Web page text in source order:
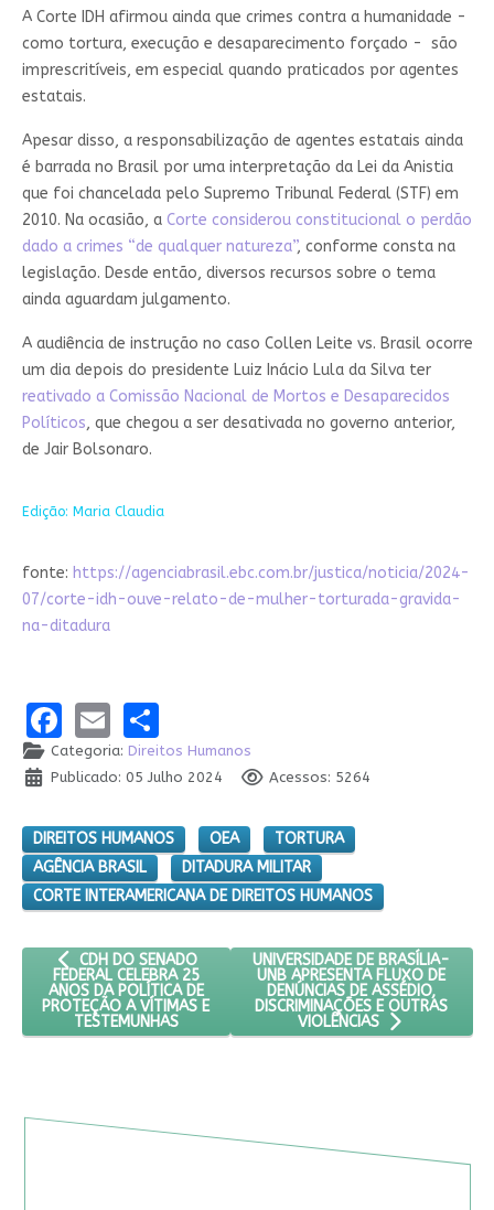
A Corte IDH afirmou ainda que crimes contra a humanidade -
como tortura, execução e desaparecimento forçado - são
imprescritíveis, em especial quando praticados por agentes
estatais.
Apesar disso, a responsabilização de agentes estatais ainda
é barrada no Brasil por uma interpretação da Lei da Anistia
que foi chancelada pelo Supremo Tribunal Federal (STF) em
2010. Na ocasião, a Corte considerou constitucional o perdão
dado a crimes “de qualquer natureza”, conforme consta na
legislação. Desde então, diversos recursos sobre o tema
ainda aguardam julgamento.
A audiência de instrução no caso Collen Leite vs. Brasil ocorre
um dia depois do presidente Luiz Inácio Lula da Silva ter
reativado a Comissão Nacional de Mortos e Desaparecidos
Políticos, que chegou a ser desativada no governo anterior,
de Jair Bolsonaro.
Edição: Maria Claudia
fonte: https://agenciabrasil.ebc.com.br/justica/noticia/2024-
07/corte-idh-ouve-relato-de-mulher-torturada-gravida-
na-ditadura
Facebook
EmailShare
Categoria: Direitos Humanos
Publicado: 05 Julho 2024
Acessos: 5264
DIREITOS HUMANOS OEA
TORTURA
AGÊNCIA BRASIL
DITADURA MILITAR
CORTE INTERAMERICANA DE DIREITOS HUMANOS
ARTIGO ANTERIOR: CDH DO SENADO FEDERAL CELEBRA 25
CDH DO SENADO
FEDERAL CELEBRA 25
ANOS DA POLÍTICA DE
PROTEÇÃO A VÍTIMAS E
TESTEMUNHAS
PRÓXIMO ARTIGO: UNIVERSIDADE
UNIVERSIDADE DE BRASÍLIA-
UNB APRESENTA FLUXO DE
DENÚNCIAS DE ASSÉDIO,
DISCRIMINAÇÕES E OUTRAS
VIOLÊNCIAS